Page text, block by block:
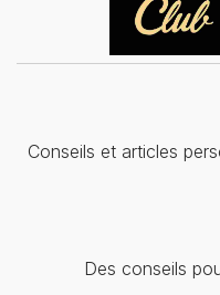
Conseils et articles
Des conseils